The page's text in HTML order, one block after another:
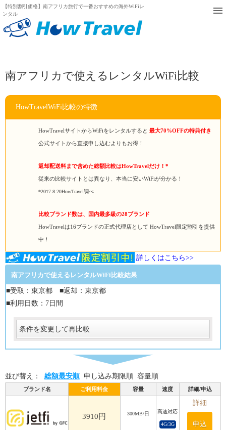
【特別割引価格】南アフリカ旅行で一番おすすめの海外WiFiレ
ンタル
南アフリカで使えるレンタルWiFi比較
HowTravelWiFi比較の特徴
HowTravelサイトからWiFiをレンタルすると 最大70%OFFの特典付き
公式サイトから直接申し込むよりもお得！
返却配送料まで含めた総額比較はHowTravelだけ！*
従来の比較サイトとは異なり、本当に安いWiFiが分かる！
*2017.8.20HowTravel調べ
比較ブランド数は、国内最多級の28ブランド
HowTravelは16ブランドの正式代理店として HowTravel限定割引を提供
中！
詳しくはこちら>>
南アフリカで使えるレンタルWiFi比較結果
■受取：東京都 ■返却：東京都
■利用日数：7日間
条件を変更して再比較
受取場所
必須
返却方法
必須
並び替え： 総額最安順 申し込み期限順 容量順
ブランド名 ご利用料金 容量 速度 詳細/申込
3910円 300MB/日 高速対応
4G/3G
詳細
申込